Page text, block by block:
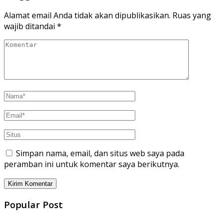
Alamat email Anda tidak akan dipublikasikan. Ruas yang
wajib ditandai *
Simpan nama, email, dan situs web saya pada
peramban ini untuk komentar saya berikutnya.
Popular Post